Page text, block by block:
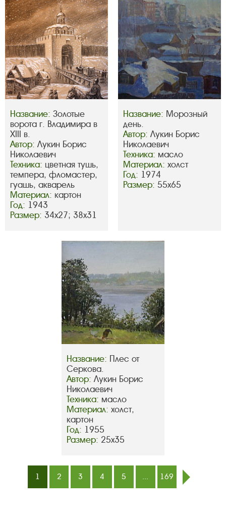
Название: Золотые
ворота г. Владимира в
XIII в.
Автор: Лукин Борис
Николаевич
Техника: цветная тушь,
темпера, фломастер,
гуашь, акварель
Материал: картон
Год: 1943
Размер: 34х27; 38х31
Название: Морозный
день.
Автор: Лукин Борис
Николаевич
Техника: масло
Материал: холст
Год: 1974
Размер: 55х65
Название: Плес от
Серкова.
Автор: Лукин Борис
Николаевич
Техника: масло
Материал: холст,
картон
Год: 1955
Размер: 25х35
1 2 3 4 5 ...
169